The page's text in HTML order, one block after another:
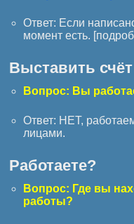
Ответ: Если
момент есть. [
Выставить счёт
Вопрос: Вы
Ответ: НЕТ,
лицами.
Работаете?
Вопрос: Где вы
работы?